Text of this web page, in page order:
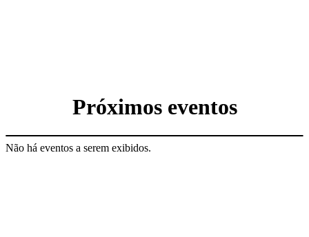
Próximos eventos
Não há eventos a serem exibidos.